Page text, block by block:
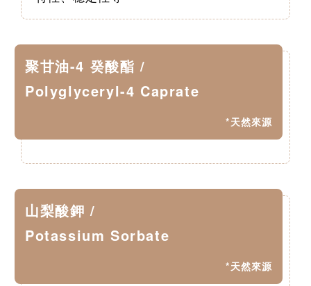
聚甘油-4 癸酸酯 /
Polyglyceryl-4 Caprate
*天然來源
山梨酸鉀 /
Potassium Sorbate
*天然來源